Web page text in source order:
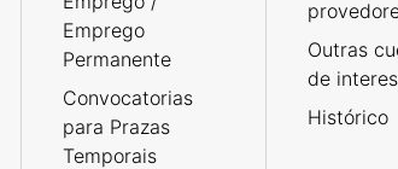
Emprego
Permanente
Convocatorias
para Prazas
Temporais
Outras
de
Histórico